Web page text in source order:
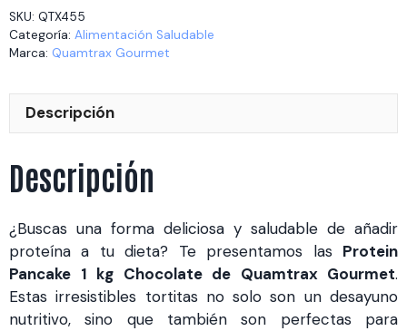
Chocolate
cantidad
SKU: QTX455
Categoría: Alimentación Saludable
Marca: Quamtrax Gourmet
Descripción
Descripción
¿Buscas una forma deliciosa y saludable de añadir
proteína a tu dieta? Te presentamos las Protein
Pancake 1 kg Chocolate de Quamtrax Gourmet.
Estas irresistibles tortitas no solo son un desayuno
nutritivo, sino que también son perfectas para